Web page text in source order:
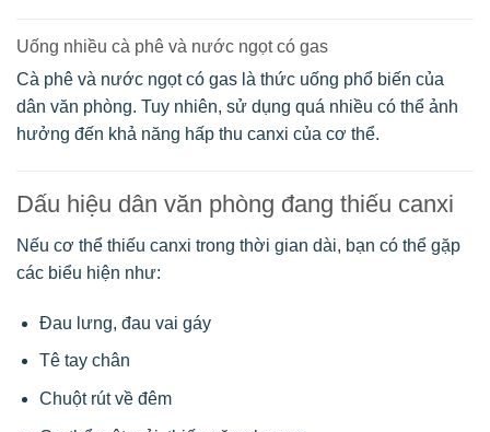
Uống nhiều cà phê và nước ngọt có gas
Cà phê và nước ngọt có gas là thức uống phổ biến của
dân văn phòng. Tuy nhiên, sử dụng quá nhiều có thể ảnh
hưởng đến khả năng hấp thu canxi của cơ thể.
Dấu hiệu dân văn phòng đang thiếu canxi
Nếu cơ thể thiếu canxi trong thời gian dài, bạn có thể gặp
các biểu hiện như:
Đau lưng, đau vai gáy
Tê tay chân
Chuột rút về đêm